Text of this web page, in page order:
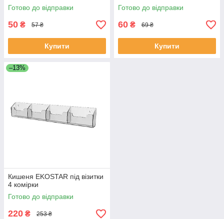
Готово до відправки
50 ₴ 57 ₴
Купити
Готово до відправки
60 ₴ 69 ₴
Купити
–13%
Кишеня EKOSTAR під візитки
4 комірки
Готово до відправки
220 ₴ 253 ₴